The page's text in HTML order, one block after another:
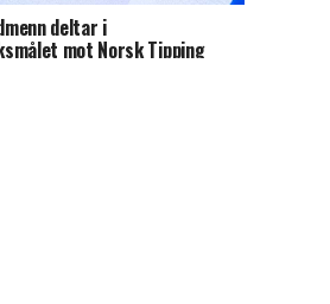
deltar i
mot Norsk Tipping